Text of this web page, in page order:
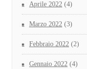
Aprile 2022 (4)
Marzo 2022 (3)
Febbraio 2022 (2)
Gennaio 2022 (4)